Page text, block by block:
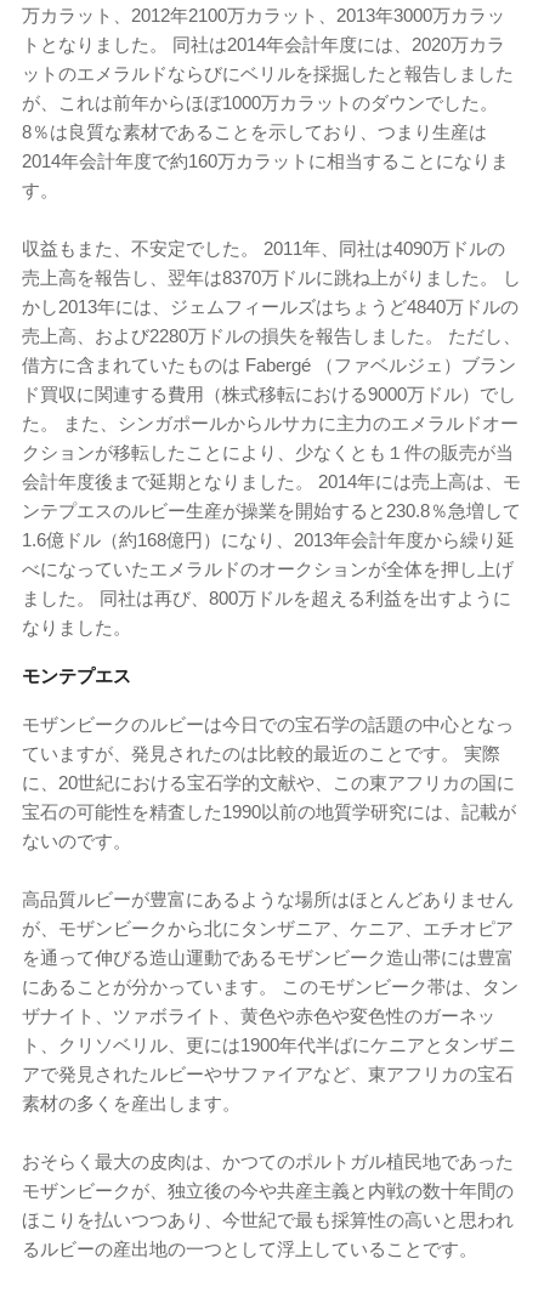
万カラット、2012年2100万カラット、2013年3000万カラッ
トとなりました。 同社は2014年会計年度には、2020万カラ
ットのエメラルドならびにベリルを採掘したと報告しました
が、これは前年からほぼ1000万カラットのダウンでした。
8％は良質な素材であることを示しており、つまり生産は
2014年会計年度で約160万カラットに相当することになりま
す。
収益もまた、不安定でした。 2011年、同社は4090万ドルの
売上高を報告し、翌年は8370万ドルに跳ね上がりました。 し
かし2013年には、ジェムフィールズはちょうど4840万ドルの
売上高、および2280万ドルの損失を報告しました。 ただし、
借方に含まれていたものは Fabergé （ファベルジェ）ブラン
ド買収に関連する費用（株式移転における9000万ドル）でし
た。 また、シンガポールからルサカに主力のエメラルドオー
クションが移転したことにより、少なくとも１件の販売が当
会計年度後まで延期となりました。 2014年には売上高は、モ
ンテプエスのルビー生産が操業を開始すると230.8％急増して
1.6億ドル（約168億円）になり、2013年会計年度から繰り延
べになっていたエメラルドのオークションが全体を押し上げ
ました。 同社は再び、800万ドルを超える利益を出すように
なりました。
モンテプエス
モザンビークのルビーは今日での宝石学の話題の中心となっ
ていますが、発見されたのは比較的最近のことです。 実際
に、20世紀における宝石学的文献や、この東アフリカの国に
宝石の可能性を精査した1990以前の地質学研究には、記載が
ないのです。
高品質ルビーが豊富にあるような場所はほとんどありません
が、モザンビークから北にタンザニア、ケニア、エチオピア
を通って伸びる造山運動であるモザンビーク造山帯には豊富
にあることが分かっています。 このモザンビーク帯は、タン
ザナイト、ツァボライト、黄色や赤色や変色性のガーネッ
ト、クリソベリル、更には1900年代半ばにケニアとタンザニ
アで発見されたルビーやサファイアなど、東アフリカの宝石
素材の多くを産出します。
おそらく最大の皮肉は、かつてのポルトガル植民地であった
モザンビークが、独立後の今や共産主義と内戦の数十年間の
ほこりを払いつつあり、今世紀で最も採算性の高いと思われ
るルビーの産出地の一つとして浮上していることです。